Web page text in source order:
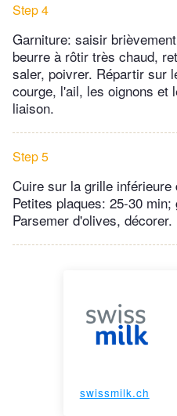
Step 4
Garniture: saisir
beurre à rôtir très chaud,
saler, poivrer. Répartir sur
courge, l'ail, les oignons et
liaison.
Step 5
Cuire sur la grille inférieure
Petites plaques: 25-30
Parsemer d'olives, décorer.
swissmilk.ch